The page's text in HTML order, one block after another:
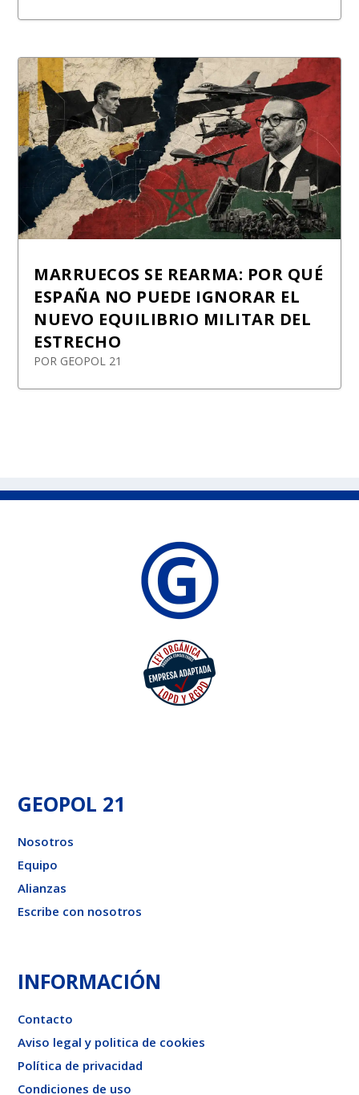
MARRUECOS SE REARMA: POR QUÉ
ESPAÑA NO PUEDE IGNORAR EL
NUEVO EQUILIBRIO MILITAR DEL
ESTRECHO
POR GEOPOL 21
GEOPOL 21
Nosotros
Equipo
Alianzas
Escribe con nosotros
INFORMACIÓN
Contacto
Aviso legal y politica de cookies
Política de privacidad
Condiciones de uso